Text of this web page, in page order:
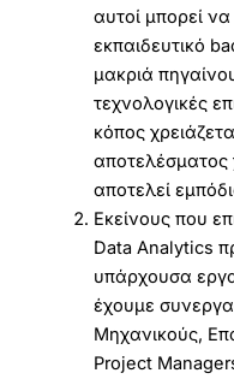
αυτοί μπορεί
εκπαιδευτικό
μακριά
τεχνολογικές
κόπος
αποτελέσματος
αποτελεί
Εκείνους που
Data Analytics
υπάρχουσα
έχουμε
Μηχανικούς,
Project